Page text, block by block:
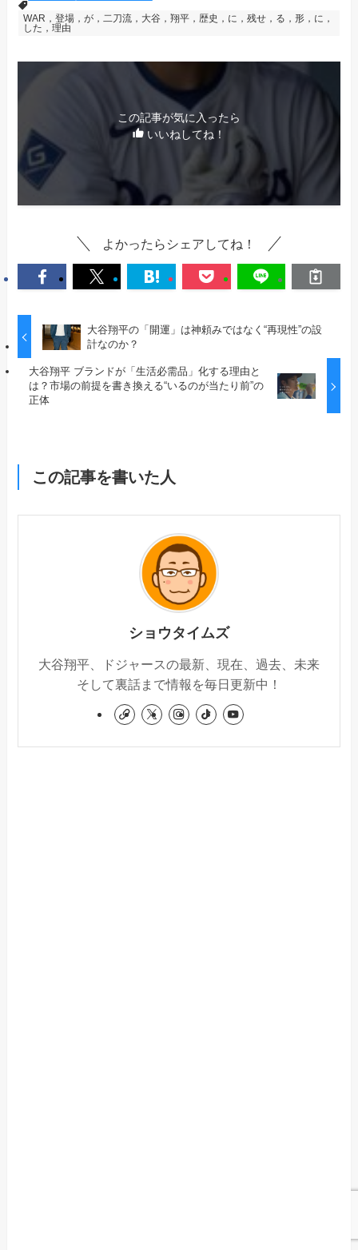
WAR，登場，が，二刀流，大谷，翔平，歴史，に，残せ，る，形，に，
した，理由
この記事が気に入ったら
いいねしてね！
よかったらシェアしてね！
大谷翔平の「開運」は神頼みではなく“再現性”の設
計なのか？
大谷翔平 ブランドが「生活必需品」化する理由と
は？市場の前提を書き換える“いるのが当たり前”の
正体
この記事を書いた人
ショウタイムズ
大谷翔平、ドジャースの最新、現在、過去、未来
そして裏話まで情報を毎日更新中！